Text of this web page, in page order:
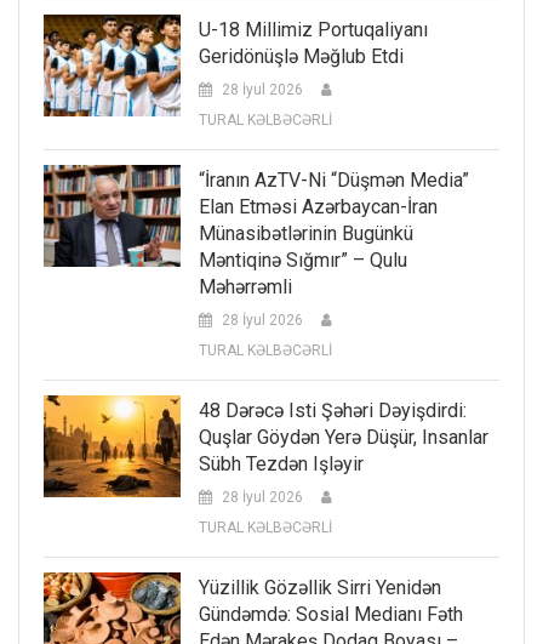
U-18 Millimiz Portuqaliyanı
Geridönüşlə Məğlub Etdi
28 İyul 2026
TURAL KƏLBƏCƏRLİ
“İranın AzTV-Ni “düşmən Media”
Elan Etməsi Azərbaycan-İran
Münasibətlərinin Bugünkü
Məntiqinə Sığmır” – Qulu
Məhərrəmli
28 İyul 2026
TURAL KƏLBƏCƏRLİ
48 Dərəcə Isti Şəhəri Dəyişdirdi:
Quşlar Göydən Yerə Düşür, Insanlar
Sübh Tezdən Işləyir
28 İyul 2026
TURAL KƏLBƏCƏRLİ
Yüzillik Gözəllik Sirri Yenidən
Gündəmdə: Sosial Medianı Fəth